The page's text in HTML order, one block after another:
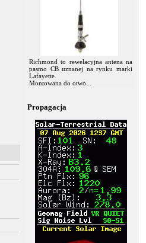
Richmond to rewelacyjna antena na
pasmo CB uznanej na rynku marki
Lafayette.
Montowana do otwo...
Propagacja